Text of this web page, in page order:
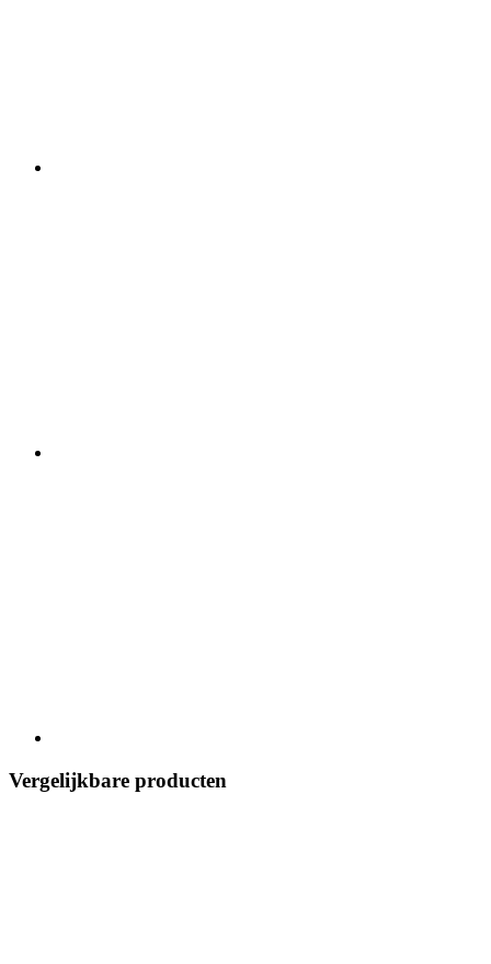
Vergelijkbare producten